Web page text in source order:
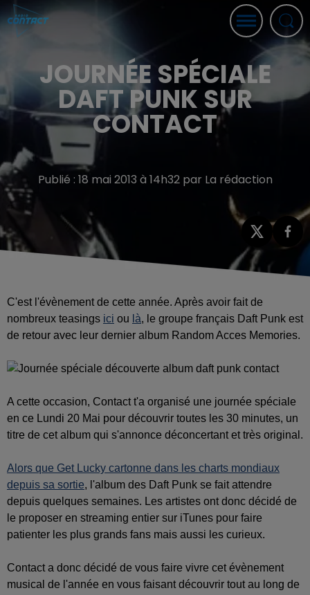
JOURNÉE SPÉCIALE
DAFT PUNK SUR
CONTACT
Publié : 18 mai 2013 à 14h32 par La rédaction
C'est l'évènement de cette année. Après avoir fait de
nombreux teasings ici ou là, le groupe français Daft Punk est
de retour avec leur dernier album Random Acces Memories.
A cette occasion, Contact t'a organisé une journée spéciale
en ce Lundi 20 Mai pour découvrir toutes les 30 minutes, un
titre de cet album qui s'annonce déconcertant et très original.
Alors que Get Lucky cartonne dans les charts mondiaux
depuis sa sortie, l'album des Daft Punk se fait attendre
depuis quelques semaines. Les artistes ont donc décidé de
le proposer en streaming entier sur iTunes pour faire
patienter les plus grands fans mais aussi les curieux.
Contact a donc décidé de vous faire vivre cet évènement
musical de l'année en vous faisant découvrir tout au long de